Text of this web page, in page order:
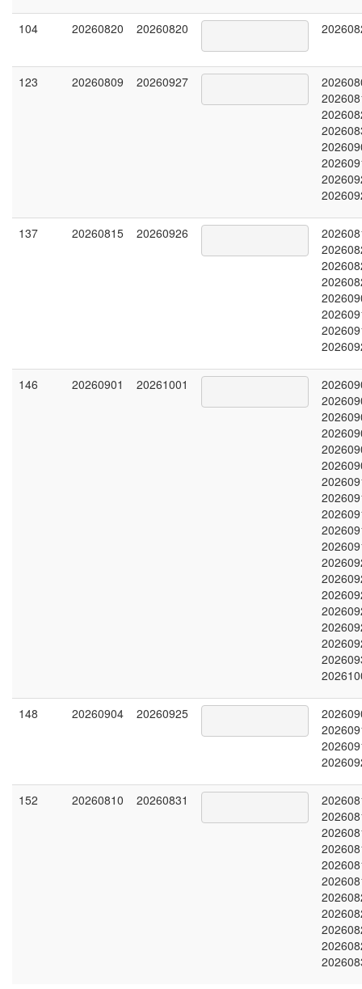
104 20260820 20260820
123 20260809 20260927
137 20260815 20260926
146 20260901 20261001
148 20260904 20260925
152 20260810 20260831